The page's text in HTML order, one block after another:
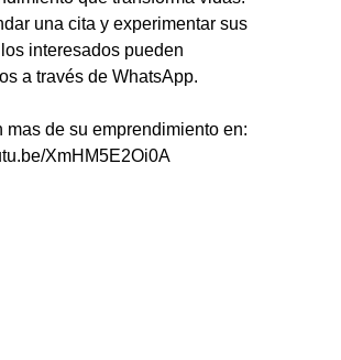
una cita y experimentar sus
interesados pueden
a través de WhatsApp.
mas de su emprendimiento en:
XmHM5E2Oi0A